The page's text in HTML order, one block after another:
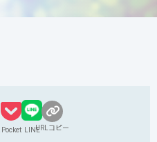
Pocket LINEURLコピー